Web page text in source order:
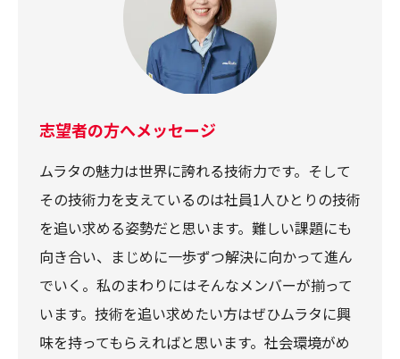
志望者の方へメッセージ
ムラタの魅力は世界に誇れる技術力です。そして
その技術力を支えているのは社員1人ひとりの技術
を追い求める姿勢だと思います。難しい課題にも
向き合い、まじめに一歩ずつ解決に向かって進ん
でいく。私のまわりにはそんなメンバーが揃って
います。技術を追い求めたい方はぜひムラタに興
味を持ってもらえればと思います。社会環境がめ